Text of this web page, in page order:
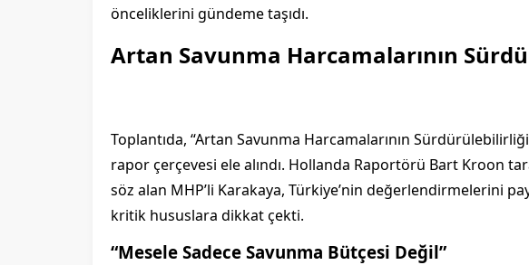
önceliklerini gündeme taşıdı.
Artan Savunma Harcamalarının
Toplantıda, “Artan Savunma Harcamalarının
rapor çerçevesi ele alındı. Hollanda Raportörü Bart Kroon
söz alan MHP’li Karakaya, Türkiye’nin değerlendirmelerini
kritik hususlara dikkat çekti.
“Mesele Sadece Savunma Bütçesi Değil”